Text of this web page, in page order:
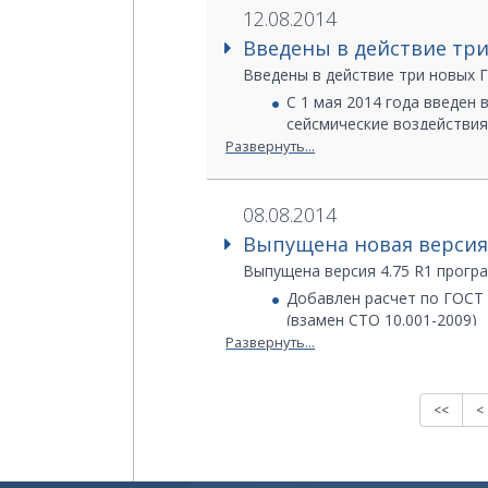
12.08.2014
Введены в действие
Введены в действие три новых
С 1 мая 2014 года введен
сейсмические
С выходом
сейсмические воздействия.
ДокументГОСТ Р 55722-
пользоваться расчетом
С 1 августа 2014 года
Нормы и методы расчета
Документ
Развернуть...
08.08.2014
Выпущена новая
Выпущена версия 4.75 R1
Добавлен расчет по ГОСТ
(взамен СТО 10.001-2009)
Добавлена
Старт-Элементы:
Старт-Элементы:
Развернуть...
<< <